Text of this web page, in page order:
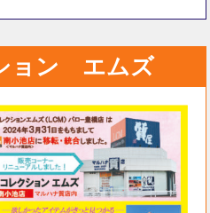
ョン エムズ